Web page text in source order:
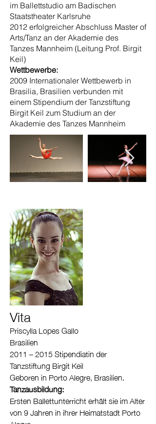
im Ballettstudio am Badischen
Staatstheater Karlsruhe
2012 erfolgreicher Abschluss Master of
Arts/Tanz an der Akademie des
Tanzes Mannheim (Leitung Prof. Birgit
Keil)
Wettbewerbe:
2009 Internationaler Wettbewerb in
Brasilia, Brasilien verbunden mit
einem Stipendium der Tanzstiftung
Birgit Keil zum Studium an der
Akademie des Tanzes Mannheim
Vita
Priscylla Lopes Gallo
Brasilien
2011 – 2015 Stipendiatin der
Tanzstiftung Birgit Keil
Geboren in Porto Alegre, Brasilien.
Tanzausbildung:
Ersten Ballettunterricht erhält sie im Alter
von 9 Jahren in ihrer Heimatstadt Porto